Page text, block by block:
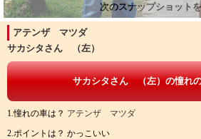
アテンザ マツダ
サカシタさん （左）
サカシタさん （左）の憧れ
1.憧れの車は？ アテンザ マツダ
2.ポイントは？ かっこいい